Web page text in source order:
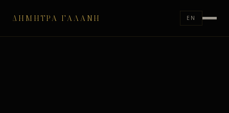
ΔΉΜΗΤΡΑ ΓΑΛΆΝΗ EN